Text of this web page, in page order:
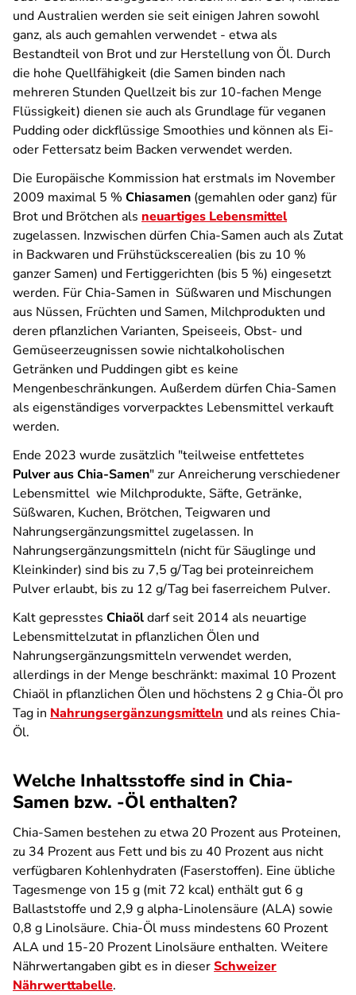
und Australien werden sie seit einigen Jahren sowohl
ganz, als auch gemahlen verwendet - etwa als
Bestandteil von Brot und zur Herstellung von Öl. Durch
die hohe Quellfähigkeit (die Samen binden nach
mehreren Stunden Quellzeit bis zur 10-fachen Menge
Flüssigkeit) dienen sie auch als Grundlage für veganen
Pudding oder dickflüssige Smoothies und können als Ei-
oder Fettersatz beim Backen verwendet werden.
Die Europäische Kommission hat erstmals im November
2009 maximal 5 % Chiasamen (gemahlen oder ganz) für
Brot und Brötchen als neuartiges Lebensmittel
zugelassen. Inzwischen dürfen Chia-Samen auch als Zutat
in Backwaren und Frühstückscerealien (bis zu 10 %
ganzer Samen) und Fertiggerichten (bis 5 %) eingesetzt
werden. Für Chia-Samen in Süßwaren und Mischungen
aus Nüssen, Früchten und Samen, Milchprodukten und
deren pflanzlichen Varianten, Speiseeis, Obst- und
Gemüseerzeugnissen sowie nichtalkoholischen
Getränken und Puddingen gibt es keine
Mengenbeschränkungen. Außerdem dürfen Chia-Samen
als eigenständiges vorverpacktes Lebensmittel verkauft
werden.
Ende 2023 wurde zusätzlich "teilweise entfettetes
Pulver aus Chia-Samen" zur Anreicherung verschiedener
Lebensmittel wie Milchprodukte, Säfte, Getränke,
Süßwaren, Kuchen, Brötchen, Teigwaren und
Nahrungsergänzungsmittel zugelassen. In
Nahrungsergänzungsmitteln (nicht für Säuglinge und
Kleinkinder) sind bis zu 7,5 g/Tag bei proteinreichem
Pulver erlaubt, bis zu 12 g/Tag bei faserreichem Pulver.
Kalt gepresstes Chiaöldarf seit 2014 als neuartige
Lebensmittelzutat in pflanzlichen Ölen und
Nahrungsergänzungsmitteln verwendet werden,
allerdings in der Menge beschränkt: maximal 10 Prozent
Chiaöl in pflanzlichen Ölen und höchstens 2 g Chia-Öl pro
Tag in Nahrungsergänzungsmitteln und als reines Chia-
Öl.
Welche Inhaltsstoffe sind in Chia-
Samen bzw. -Öl enthalten?
Chia-Samen bestehen zu etwa 20 Prozent aus Proteinen,
zu 34 Prozent aus Fett und bis zu 40 Prozent aus nicht
verfügbaren Kohlenhydraten (Faserstoffen). Eine übliche
Tagesmenge von 15 g (mit 72 kcal) enthält gut 6 g
Ballaststoffe und 2,9 g alpha-Linolensäure (ALA) sowie
0,8 g Linolsäure. Chia-Öl muss mindestens 60 Prozent
ALA und 15-20 Prozent Linolsäure enthalten. Weitere
Nährwertangaben gibt es in dieserSchweizer
Nährwerttabelle.